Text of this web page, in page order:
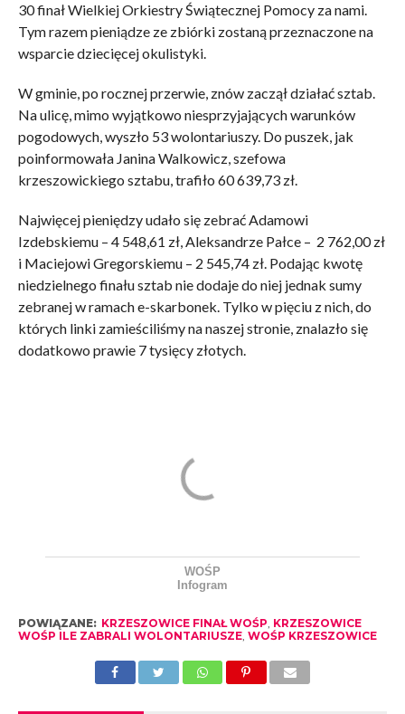
30 finał Wielkiej Orkiestry Świątecznej Pomocy za nami.
Tym razem pieniądze ze zbiórki zostaną przeznaczone na
wsparcie dziecięcej okulistyki.
W gminie, po rocznej przerwie, znów zaczął działać sztab.
Na ulicę, mimo wyjątkowo niesprzyjających warunków
pogodowych, wyszło 53 wolontariuszy. Do puszek, jak
poinformowała Janina Walkowicz, szefowa
krzeszowickiego sztabu, trafiło 60 639,73 zł.
Najwięcej pieniędzy udało się zebrać Adamowi
Izdebskiemu – 4 548,61 zł, Aleksandrze Pałce – 2 762,00 zł
i Maciejowi Gregorskiemu – 2 545,74 zł. Podając kwotę
niedzielnego finału sztab nie dodaje do niej jednak sumy
zebranej w ramach e-skarbonek. Tylko w pięciu z nich, do
których linki zamieściliśmy na naszej stronie, znalazło się
dodatkowo prawie 7 tysięcy złotych.
WOŚP
Infogram
POWIĄZANE: KRZESZOWICE FINAŁ WOŚP, KRZESZOWICE
WOŚP ILE ZABRALI WOLONTARIUSZE, WOŚP KRZESZOWICE